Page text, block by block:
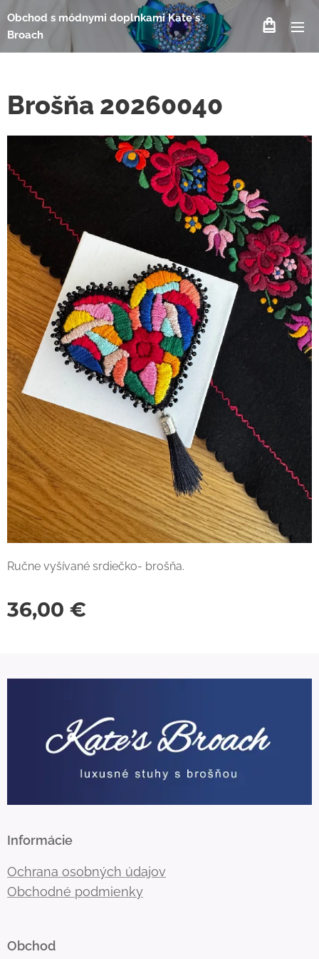
Obchod s módnymi doplnkami Kate´s
Broach
Brošňa 20260040
Ručne vyšívané srdiečko- brošňa.
36,00 €
Informácie
Ochrana osobných údajov
Obchodné podmienky
Obchod